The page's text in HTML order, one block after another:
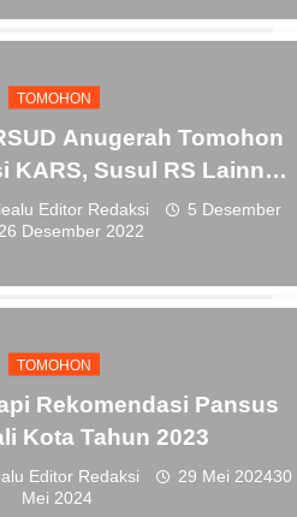
TOMOHON
Anugerah Tomohon
KARS, Susul RS Lainnya
di Sulut?
Editor Redaksi
5 Desember
6 Desember 2022
TOMOHON
Rekomendasi Pansus
Kota Tahun 2023
Editor Redaksi 29 Mei 202430
Mei 2024